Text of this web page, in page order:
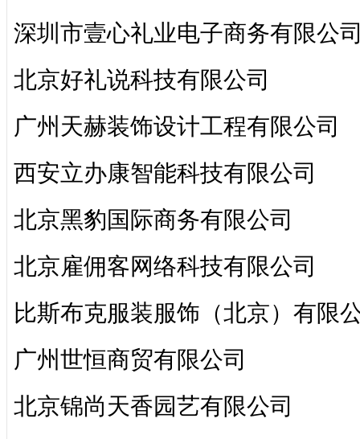
深圳市壹心礼业电子商务有限公
北京好礼说科技有限公司
广州天赫装饰设计工程有限公司
西安立办康智能科技有限公司
北京黑豹国际商务有限公司
北京雇佣客网络科技有限公司
比斯布克服装服饰（北京）有限
广州世恒商贸有限公司
北京锦尚天香园艺有限公司